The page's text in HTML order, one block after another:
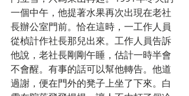
一個中午，他提著水果再次出現在老社
長辦公室門前。恰在這時，一工作人員
從楨計作社長那兒出來。工作人員告訴
他說，老社長剛剛午睡，估計一時半會
不會醒。有事的話可以幫他轉告。他道
過謝，便在門外的凳子上坐了下來。白